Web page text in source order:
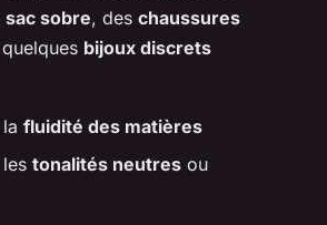
sac sobre, des chaussures
bijoux discrets
fluidité des matières
tonalités neutres ou